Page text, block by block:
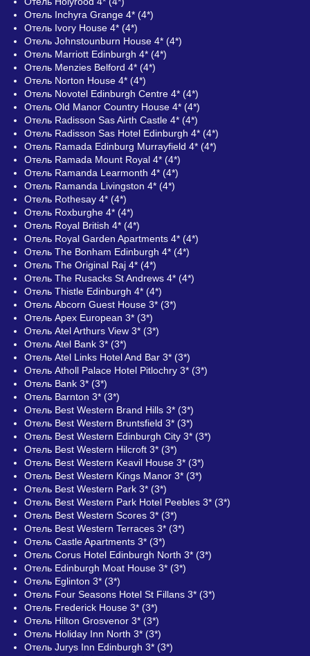
Отель Inchyra Grange 4* (4*)
Отель Ivory House 4* (4*)
Отель Johnstounburn House 4* (4*)
Отель Marriott Edinburgh 4* (4*)
Отель Menzies Belford 4* (4*)
Отель Norton House 4* (4*)
Отель Novotel Edinburgh Centre 4* (4*)
Отель Old Manor Country House 4* (4*)
Отель Radisson Sas Airth Castle 4* (4*)
Отель Radisson Sas Hotel Edinburgh 4* (4*)
Отель Ramada Edinburg Murrayfield 4* (4*)
Отель Ramada Mount Royal 4* (4*)
Отель Ramanda Learmonth 4* (4*)
Отель Ramanda Livingston 4* (4*)
Отель Rothesay 4* (4*)
Отель Roxburghe 4* (4*)
Отель Royal British 4* (4*)
Отель Royal Garden Apartments 4* (4*)
Отель The Bonham Edinburgh 4* (4*)
Отель The Original Raj 4* (4*)
Отель The Rusacks St Andrews 4* (4*)
Отель Thistle Edinburgh 4* (4*)
Отель Abcorn Guest House 3* (3*)
Отель Apex European 3* (3*)
Отель Atel Arthurs View 3* (3*)
Отель Atel Bank 3* (3*)
Отель Atel Links Hotel And Bar 3* (3*)
Отель Atholl Palace Hotel Pitlochry 3* (3*)
Отель Bank 3* (3*)
Отель Barnton 3* (3*)
Отель Best Western Brand Hills 3* (3*)
Отель Best Western Bruntsfield 3* (3*)
Отель Best Western Edinburgh City 3* (3*)
Отель Best Western Hilcroft 3* (3*)
Отель Best Western Keavil House 3* (3*)
Отель Best Western Kings Manor 3* (3*)
Отель Best Western Park 3* (3*)
Отель Best Western Park Hotel Peebles 3* (3*)
Отель Best Western Scores 3* (3*)
Отель Best Western Terraces 3* (3*)
Отель Castle Apartments 3* (3*)
Отель Corus Hotel Edinburgh North 3* (3*)
Отель Edinburgh Moat House 3* (3*)
Отель Eglinton 3* (3*)
Отель Four Seasons Hotel St Fillans 3* (3*)
Отель Frederick House 3* (3*)
Отель Hilton Grosvenor 3* (3*)
Отель Holiday Inn North 3* (3*)
Отель Jurys Inn Edinburgh 3* (3*)